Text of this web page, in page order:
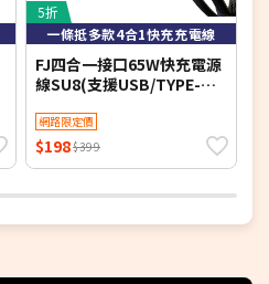
5折
一條抵多款4合1快充充電線
FJ四合一接口65W快充電源
線SU8(支援USB/TYPE-
組
網路限定價
$198$399